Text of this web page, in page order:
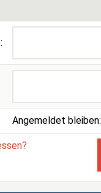
Angemeldet bleiben: